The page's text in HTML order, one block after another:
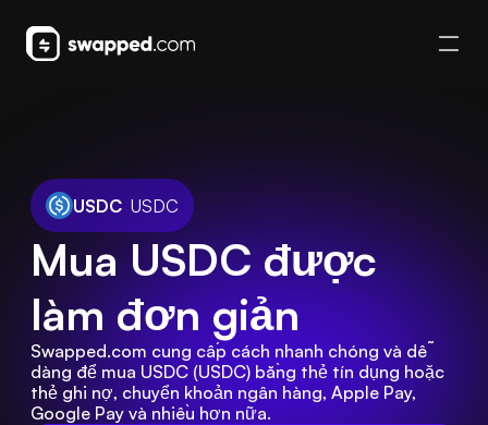
USDC USDC
Mua USDC được
làm đơn giản
Swapped.com cung cấp cách nhanh chóng và dễ
dàng để mua USDC (USDC) bằng thẻ tín dụng hoặc
thẻ ghi nợ, chuyển khoản ngân hàng, Apple Pay,
Google Pay và nhiều hơn nữa.